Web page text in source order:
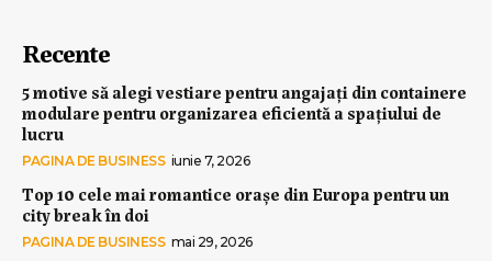
Recente
5 motive să alegi vestiare pentru angajați din containere
modulare pentru organizarea eficientă a spațiului de
lucru
PAGINA DE BUSINESS iunie 7, 2026
Top 10 cele mai romantice orașe din Europa pentru un
city break în doi
PAGINA DE BUSINESS mai 29, 2026